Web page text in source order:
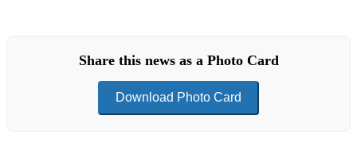
Share this news as a Photo Card
Download Photo Card